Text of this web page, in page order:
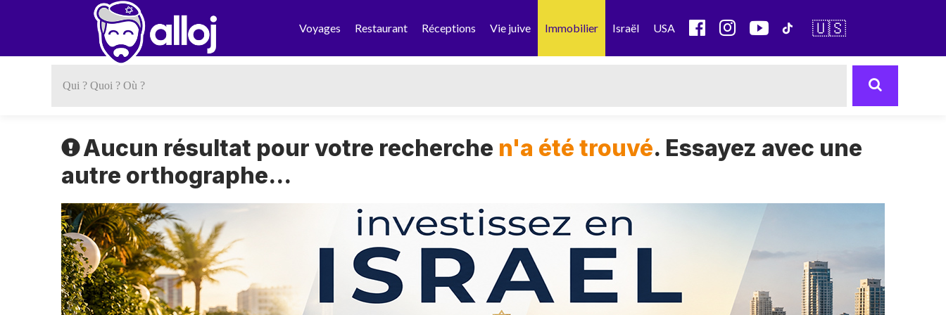
Voyages Restaurant Réceptions Vie juive Immobilier Israël USA 🇺🇸
Aucun résultat pour votre recherche n'a été trouvé. Essayez avec une
autre orthographe...
Previous